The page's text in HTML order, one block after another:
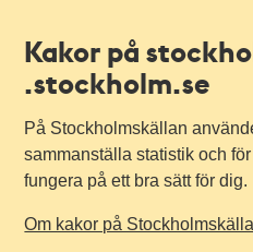
Kakor på
.stockholm.se
På Stockholmskällan
sammanställa statistik och
fungera på ett bra sätt för dig.
Om kakor på